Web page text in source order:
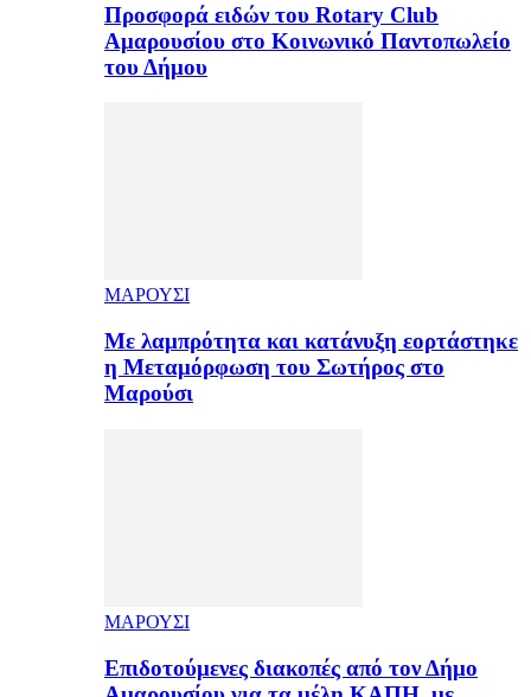
Προσφορά ειδών του Rotary Club
Αμαρουσίου στο Κοινωνικό Παντοπωλείο
του Δήμου
ΜΑΡΟΥΣΙ
Με λαμπρότητα και κατάνυξη εορτάστηκε
η Μεταμόρφωση του Σωτήρος στο
Μαρούσι
ΜΑΡΟΥΣΙ
Επιδοτούμενες διακοπές από τον Δήμο